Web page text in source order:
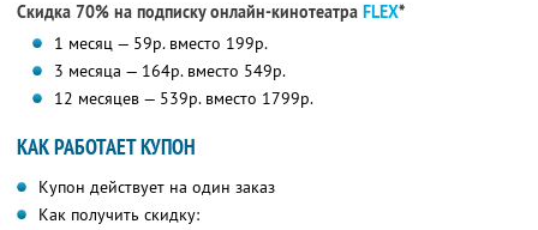
Скидка 70% на подписку онлайн-кинотеатра FLEX*
1 месяц — 59р. вместо 199р.
3 месяца — 164р. вместо 549р.
12 месяцев — 539р. вместо 1799р.
КАК РАБОТАЕТ КУПОН
Купон действует на один заказ
Как получить скидку: